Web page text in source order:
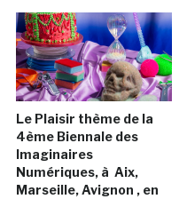
Le Plaisir thème de la
4ème Biennale des
Imaginaires
Numériques, à Aix,
Marseille, Avignon , en